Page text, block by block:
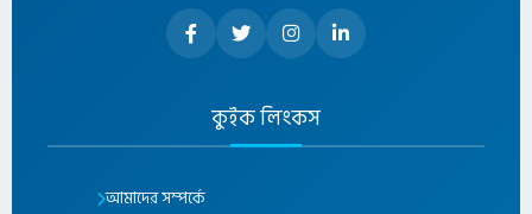
কুইক লিংকস
আমাদের সম্পর্কে